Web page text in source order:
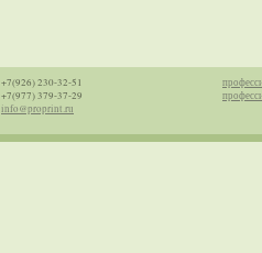
+7(926) 230-32-51
+7(977) 379-37-29
info@proprint.ru